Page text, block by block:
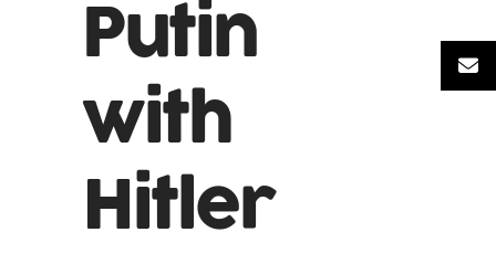
Putin
with
Hitler